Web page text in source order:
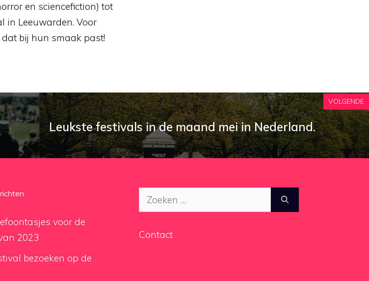
en sciencefiction) tot
in Leeuwarden. Voor
bij hun smaak past!
VOLGENDE
Leukste festivals in de maand mei in Nederland.
voor de
2023
bezoeken op de
Zoek
naar:
Contact